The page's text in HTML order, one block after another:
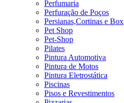
Perfumaria
Perfuração de Poços
Persianas,Cortinas e Box
Pet Shop
Pet-Shop
Pilates
Pintura Automotiva
Pintura de Motos
Pintura Eletrostática
Piscinas
Pisos e Revestimentos